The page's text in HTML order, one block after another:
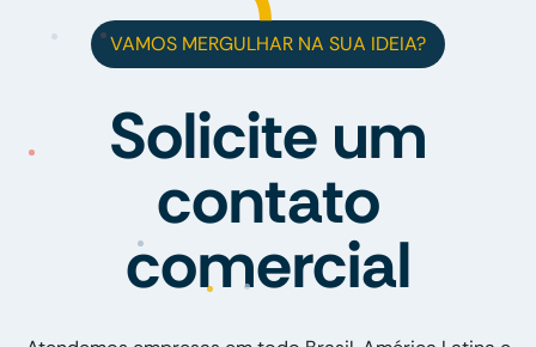
VAMOS MERGULHAR NA SUA IDEIA?
Solicite um
contato
comercial